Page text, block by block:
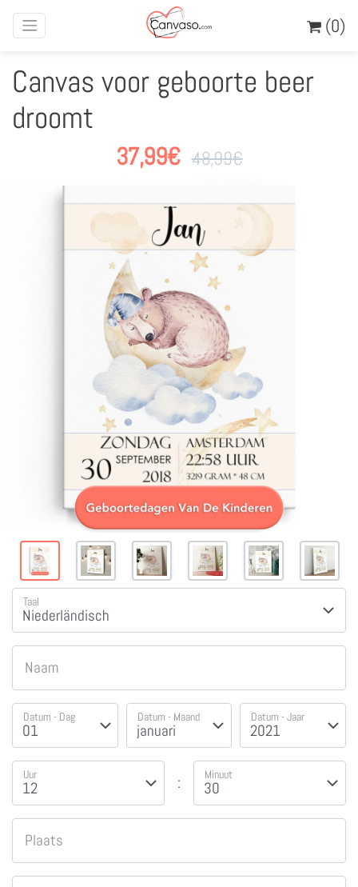
(0)
Canvas voor geboorte beer
droomt
37,99€ 48,99€
Taal
Naam
Datum - Dag Datum - Maand Datum - Jaar
Uur : Minuut
Plaats